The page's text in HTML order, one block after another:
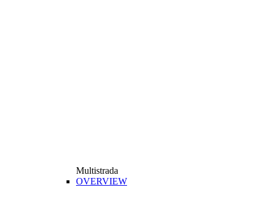
Multistrada
OVERVIEW